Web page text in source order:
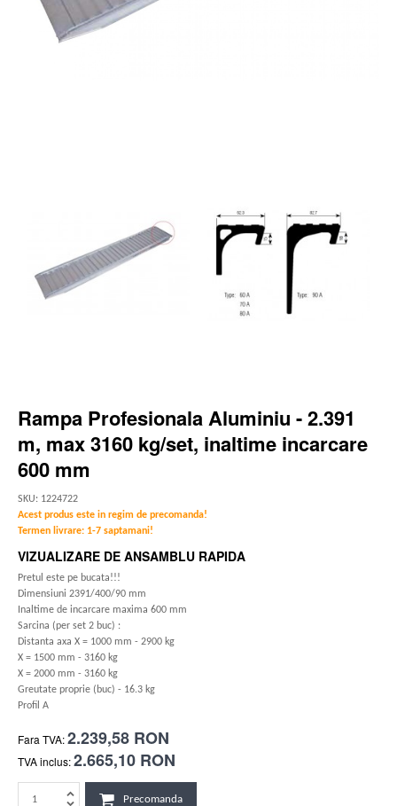
Rampa Profesionala Aluminiu - 2.391
m, max 3160 kg/set, inaltime incarcare
600 mm
SKU: 1224722
Acest produs este in regim de precomanda!
Termen livrare: 1-7 saptamani!
VIZUALIZARE DE ANSAMBLU RAPIDA
Pretul este pe bucata!!!
Dimensiuni 2391/400/90 mm
Inaltime de incarcare maxima 600 mm
Sarcina (per set 2 buc) :
Distanta axa X = 1000 mm - 2900 kg
X = 1500 mm - 3160 kg
X = 2000 mm - 3160 kg
Greutate proprie (buc) - 16.3 kg
Profil A
Fara TVA:2.239,58 RON
TVA inclus:2.665,10 RON
Precomanda